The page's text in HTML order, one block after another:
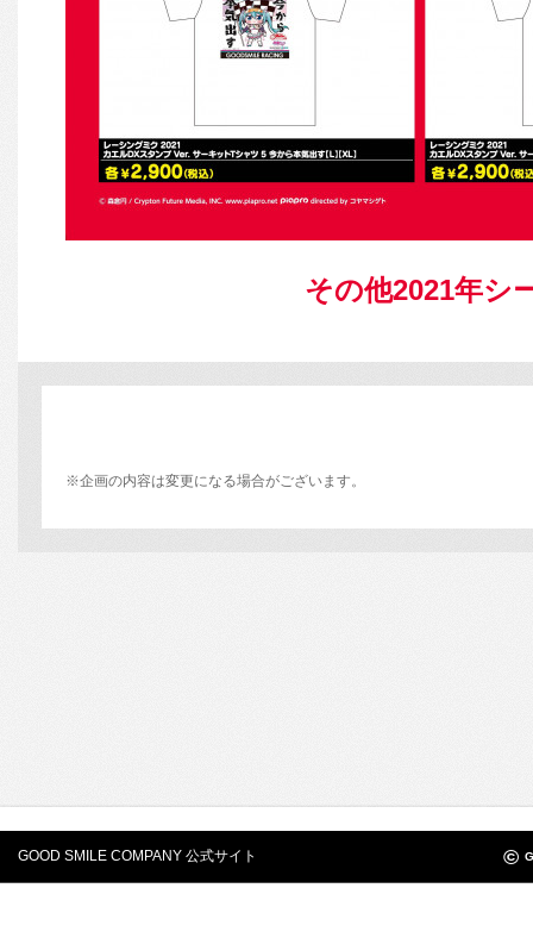
その他2021年シ
※企画の内容は変更になる場合がございます。
GOOD SMILE COMPANY 公式サイト ©